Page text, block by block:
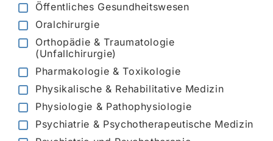
Öffentliches Gesundheitswesen
Oralchirurgie
Orthopädie & Traumatologie
(Unfallchirurgie)
Pharmakologie & Toxikologie
Physikalische & Rehabilitative Medizin
Physiologie & Pathophysiologie
Psychiatrie & Psychotherapeutische Medizin